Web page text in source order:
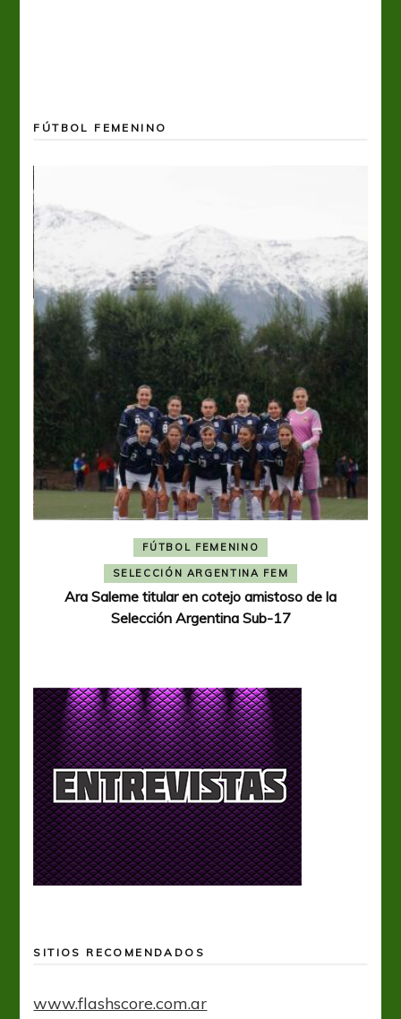
FÚTBOL FEMENINO
FÚTBOL FEMENINO
SELECCIÓN ARGENTINA FEM
Ara Saleme titular en cotejo amistoso de la
Selección Argentina Sub-17
SITIOS RECOMENDADOS
www.flashscore.com.ar